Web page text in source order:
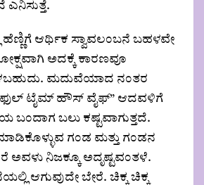
ಎನಿಸುತ್ತೆ.
ಹೆಣ್ಣಿಗೆ ಆರ್ಥಿಕ ಸ್ವಾವಲಂಬನೆ ಬಹಳವೇ
ಅದಕ್ಕೆ ಕಾರಣವೂ
ಮದುವೆಯಾದ ನಂತರ
ಟೈಮ್ ಹೌಸ್ ವೈಫ್” ಆದವಳಿಗೆ
ಬಂದಾಗ ಬಲು ಕಷ್ಟವಾಗುತ್ತದೆ.
ಗಂಡ ಮತ್ತು ಗಂಡನ
ಅವಳು ನಿಜಕ್ಕೂ ಅದೃಷ್ಟವಂತಳೆ.
ಆಗುವುದೇ ಬೇರೆ. ಚಿಕ್ಕ ಚಿಕ್ಕ